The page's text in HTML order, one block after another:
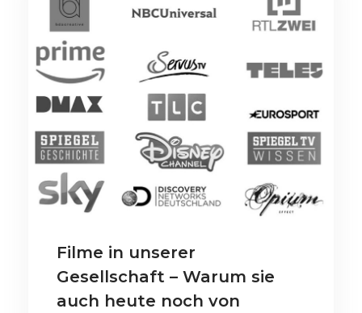
Filme in unserer
Gesellschaft – Warum sie
auch heute noch von